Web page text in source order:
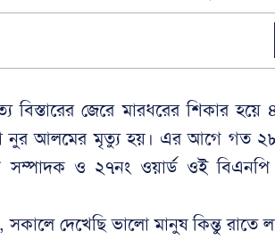
বিস্তারের জেরে মারধরের শিকার
নুর আলমের মৃত্যু হয়। এর আগে গত ২৮
সম্পাদক ও ২৭নং ওয়ার্ড ওই
দেখেছি ভালো মানুষ কিন্তু রাতে